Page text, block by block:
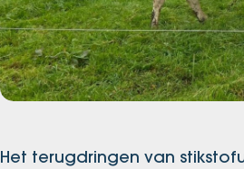
Het terugdringen van